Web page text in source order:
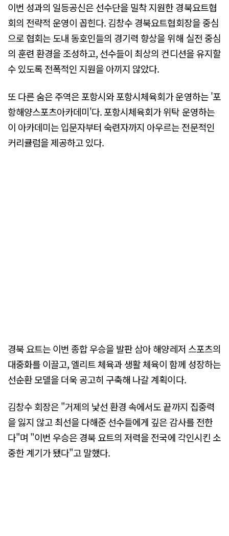
이번 성과의 일등공신은 선수단을 밀착 지원한 경북요트협
회의 전략적 운영이 꼽힌다. 김창수 경북요트협회장을 중심
으로 협회는 도내 동호인들의 경기력 향상을 위해 실전 중심
의 훈련 환경을 조성하고, 선수들이 최상의 컨디션을 유지할
수 있도록 전폭적인 지원을 아끼지 않았다.
또 다른 숨은 주역은 포항시와 포항시체육회가 운영하는 '포
항해양스포츠아카데미'다. 포항시체육회가 위탁 운영하는
이 아카데미는 입문자부터 숙련자까지 아우르는 전문적인
커리큘럼을 제공하고 있다.
경북 요트는 이번 종합 우승을 발판 삼아 해양레저 스포츠의
대중화를 이끌고, 엘리트 체육과 생활 체육이 함께 성장하는
선순환 모델을 더욱 공고히 구축해 나갈 계획이다.
김창수 회장은 "거제의 낯선 환경 속에서도 끝까지 집중력
을 잃지 않고 최선을 다해준 선수들에게 깊은 감사를 전한
다"며 "이번 우승은 경북 요트의 저력을 전국에 각인시킨 소
중한 계기가 됐다"고 말했다.